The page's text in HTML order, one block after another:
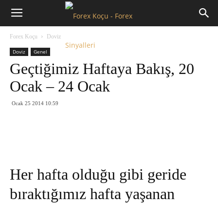
Forex
Forex Koçu Doviz
Doviz Genel
Geçtiğimiz Haftaya Bakış, 20
Ocak – 24 Ocak
Ocak 25 2014 10:59
Her hafta olduğu gibi geride
bıraktığımız hafta yaşanan